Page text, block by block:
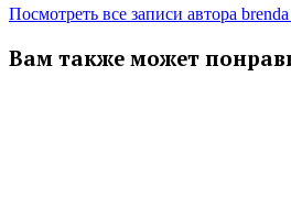
Посмотреть все записи автора
Вам также может